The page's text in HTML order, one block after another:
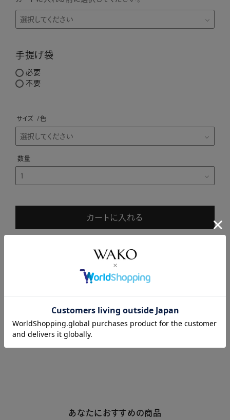
手提げ袋
必要
不要
サイズ 色
カートに入れる
注意事項・キャンセル・返品
あなたにおすすめの商品